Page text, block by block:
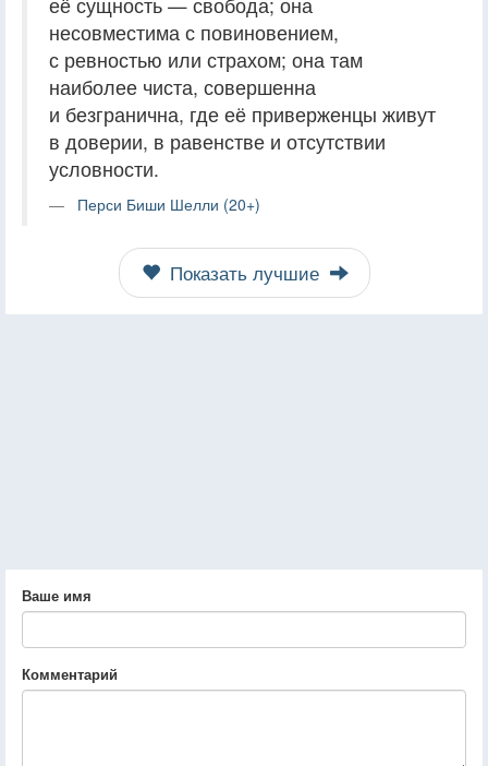
несовместима с повиновением,
с ревностью или страхом; она там
наиболее чиста, совершенна
и безгранична, где её приверженцы живут
в доверии, в равенстве и отсутствии
условности.
Перси Биши Шелли (20+)
Показать лучшие
Ваше имя
Комментарий